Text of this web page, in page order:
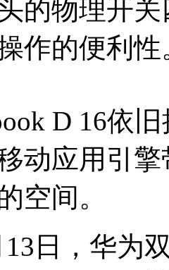
的物理开
作的便利性
D 16依
动应用引
空间。
日，华为